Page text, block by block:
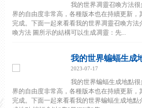
我的世界凋靈召喚方法
界的自由度非常高，各種版本也在持續更新，
完成。下面一起來看看我的世界凋靈召喚方法
喚方法 圖所示的結構可以生成凋靈：先...
我的世界蝙蝠生成
2023-07-17
我的世界蝙蝠生成地點
界的自由度非常高，各種版本也在持續更新，
完成。下面一起來看看我的世界蝙蝠生成地點